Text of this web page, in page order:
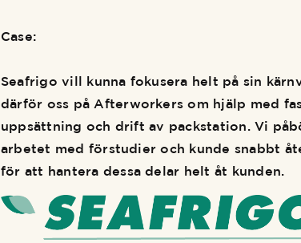
Case:
Seafrigo vill kunna fokusera helt på sin
därför oss på Afterworkers om hjälp med
uppsättning och drift av packstation. Vi
arbetet med förstudier och kunde snabbt
för att hantera dessa delar helt åt kunden.